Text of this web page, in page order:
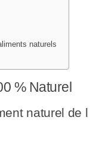
naturels
% Naturel
naturel de l